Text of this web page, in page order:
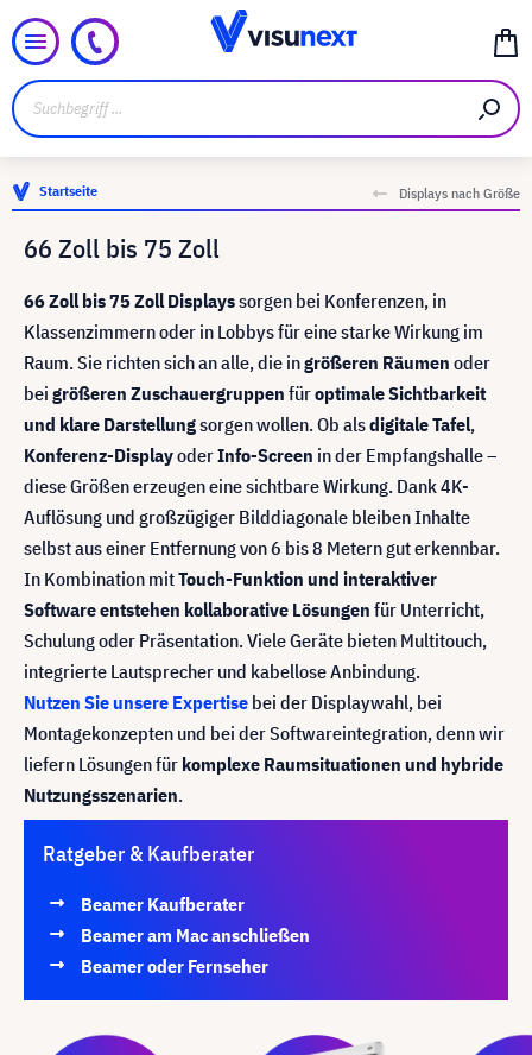
Startseite Displays nach Größe
66 Zoll bis 75 Zoll
66 Zoll bis 75 Zoll Displayssorgen bei Konferenzen, in
Klassenzimmern oder in Lobbys für eine starke Wirkung im
Raum. Sie richten sich an alle, die ingrößeren Räumen oder
bei größeren Zuschauergruppen füroptimale Sichtbarkeit
und klare Darstellungsorgen wollen. Ob alsdigitale Tafel,
Konferenz-DisplayoderInfo-Screen in der Empfangshalle –
diese Größen erzeugen eine sichtbare Wirkung. Dank 4K-
Auflösung und großzügiger Bilddiagonale bleiben Inhalte
selbst aus einer Entfernung von 6 bis 8 Metern gut erkennbar.
In Kombination mitTouch-Funktion und interaktiver
Software entstehen kollaborative Lösungen für Unterricht,
Schulung oder Präsentation. Viele Geräte bieten Multitouch,
integrierte Lautsprecher und kabellose Anbindung.
Nutzen Sie unsere Expertise bei der Displaywahl, bei
Montagekonzepten und bei der Softwareintegration, denn wir
liefern Lösungen für komplexe Raumsituationen und hybride
Nutzungsszenarien.
Ratgeber & Kaufberater
Beamer Kaufberater
Beamer am Mac anschließen
Beamer oder Fernseher